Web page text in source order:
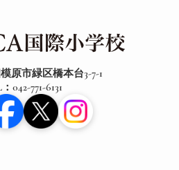
模原市緑区橋本台3-7-1
042-771-6131